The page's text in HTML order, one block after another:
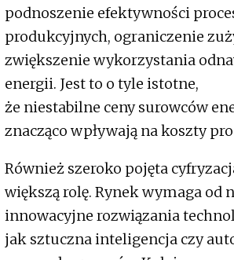
podnoszenie efektywności
produkcyjnych, ograniczenie
zwiększenie wykorzystania
energii. Jest to o tyle istotne,
że niestabilne ceny surowców
znacząco wpływają na koszty
Również szeroko pojęta
większą rolę. Rynek wymaga od
innowacyjne rozwiązania
jak sztuczna inteligencja czy